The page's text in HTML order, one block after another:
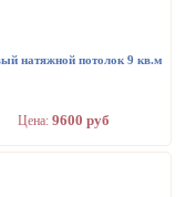
натяжной потолок 9 кв.м
Цена: 9600 руб